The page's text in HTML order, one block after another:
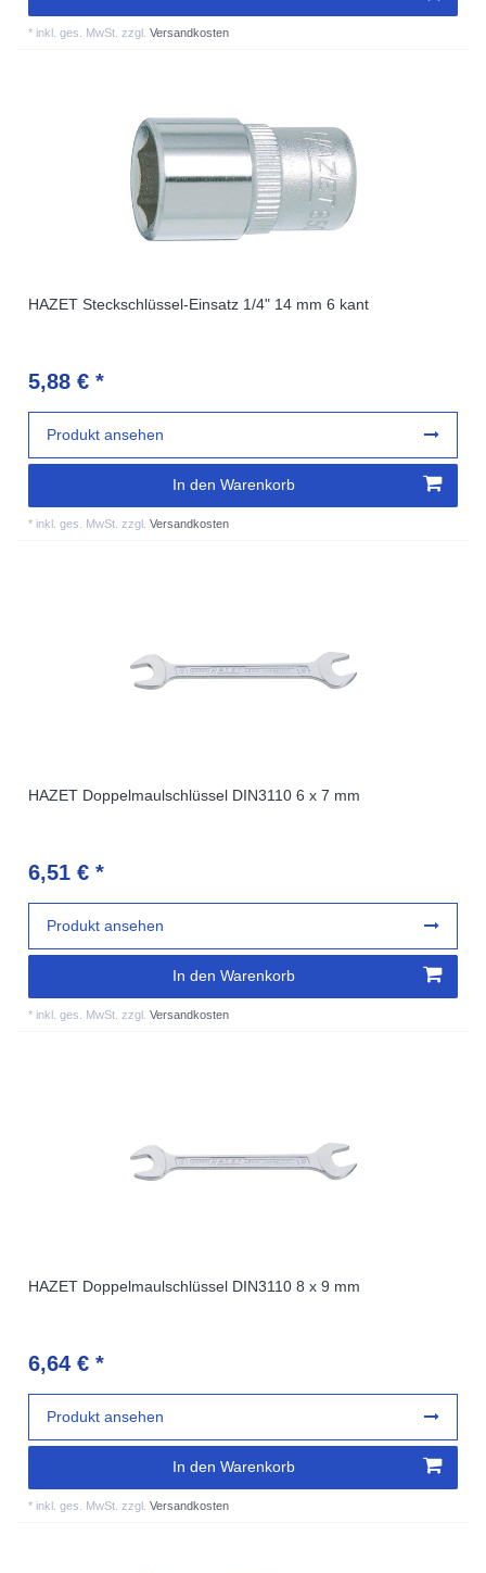
* inkl. ges. MwSt. zzgl.Versandkosten
HAZET Steckschlüssel-Einsatz 1/4" 14 mm 6 kant
5,88 € *
In den Warenkorb
* inkl. ges. MwSt. zzgl.Versandkosten
Produkt ansehen
HAZET Doppelmaulschlüssel DIN3110 6 x 7 mm
6,51 € *
In den Warenkorb
* inkl. ges. MwSt. zzgl.Versandkosten
Produkt ansehen
HAZET Doppelmaulschlüssel DIN3110 8 x 9 mm
6,64 € *
In den Warenkorb
* inkl. ges. MwSt. zzgl.Versandkosten
Produkt ansehen